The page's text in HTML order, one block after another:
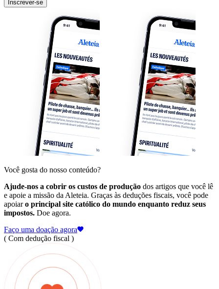
Inscrever-se
Você gosta do nosso conteúdo?
Ajude-nos a cobrir os custos de produção dos artigos que você lê
e apoie a missão da Aleteia. Graças às deduções fiscais, você pode
apoiaro principal site católico do mundo enquanto reduz seus
impostos. Doe agora.
Faço uma doação agora
( Com dedução fiscal )